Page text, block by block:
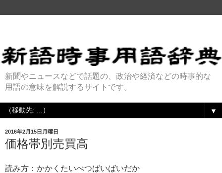
新聞やニュースなどで話題の、政治や経済などの時事的な
用語の意味を解説するサイトです。
▼
2016年2月15日月曜日
価格帯別売買高
読み方：かかくたいべつばいばいだか